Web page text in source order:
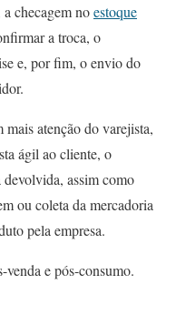
checagem noestoque
a troca, o
e, por fim, o envio do
atenção do varejista,
ágil ao cliente, o
devolvida, assim como
ou coleta da mercadoria
pela empresa.
venda e pós-consumo.